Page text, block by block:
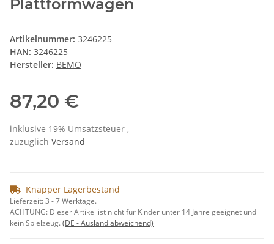
Plattformwagen
Artikelnummer: 3246225
HAN: 3246225
Hersteller: BEMO
87,20 €
inklusive 19% Umsatzsteuer ,
zuzüglich Versand
Knapper Lagerbestand
Lieferzeit:3 - 7 Werktage.
ACHTUNG: Dieser Artikel ist nicht für Kinder unter 14 Jahre geeignet und
kein Spielzeug.(DE - Ausland abweichend)